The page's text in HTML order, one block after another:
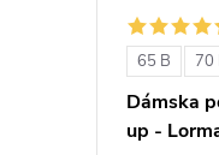
65 B 70
Dámska
up -